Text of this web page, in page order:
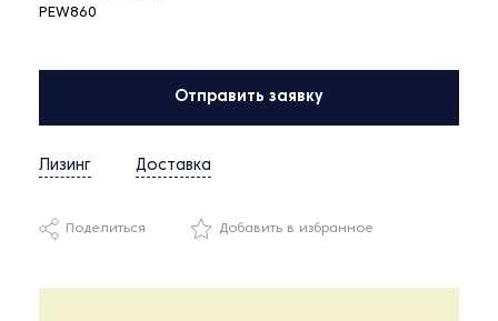
PEW860
Отправить заявку
Лизинг Доставка
Поделиться Добавить в избранное